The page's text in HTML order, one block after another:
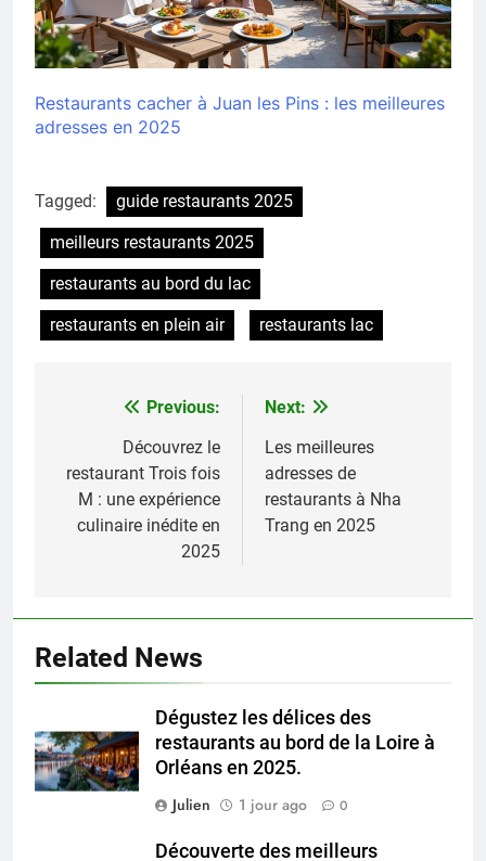
Restaurants cacher à Juan les Pins : les meilleures
adresses en 2025
Tagged:
guide restaurants 2025
meilleurs restaurants 2025
restaurants au bord du lac
restaurants en plein air
restaurants lac
Navigation
l’article
Previous:
Découvrez le
restaurant Trois fois
M : une expérience
culinaire inédite en
2025
Next:
Les meilleures
adresses de
restaurants à Nha
Trang en 2025
Related News
Dégustez les délices des
restaurants au bord de la Loire à
Orléans en 2025.
Julien
1 jour ago 0
Découverte des meilleurs